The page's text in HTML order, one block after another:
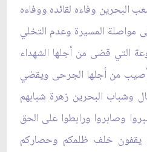
وفاءه لقائده ووفاءه
المسيرة وعدم التخلي
التي قضى من أجلها الشهداء
من أجلها الجرحى ويقضي
وشباب البحرين زهرة شبابهم
وصابروا ورابطوا على الحق
يقفون خلف ظلمكم وحصاركم